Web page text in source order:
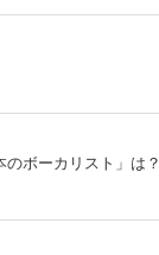
のボーカリスト」は？